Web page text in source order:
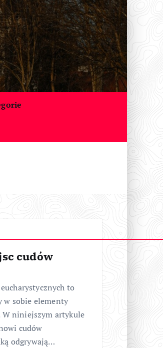
cudów
to
w sobie elementy
niniejszym artykule
cudów
odgrywają…